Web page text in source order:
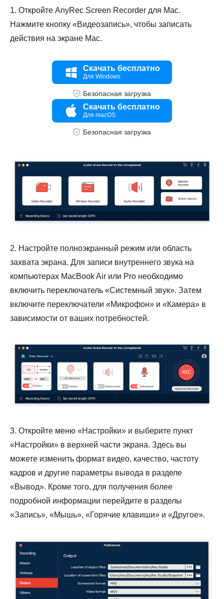
1. Откройте AnyRec Screen Recorder для Mac.
Нажмите кнопку «Видеозапись», чтобы записать
действия на экране Mac.
Скачать бесплатно
Для Windows
Безопасная загрузка
Скачать бесплатно
Для macOS
Безопасная загрузка
2. Настройте полноэкранный режим или область
захвата экрана. Для записи внутреннего звука на
компьютерах MacBook Air или Pro необходимо
включить переключатель «Системный звук». Затем
включите переключатели «Микрофон» и «Камера» в
зависимости от ваших потребностей.
3. Откройте меню «Настройки» и выберите пункт
«Настройки» в верхней части экрана. Здесь вы
можете изменить формат видео, качество, частоту
кадров и другие параметры вывода в разделе
«Вывод». Кроме того, для получения более
подробной информации перейдите в разделы
«Запись», «Мышь», «Горячие клавиши» и «Другое».